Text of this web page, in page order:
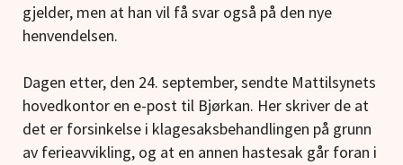
gjelder, men at han vil få svar også på den nye
henvendelsen.
Dagen etter, den 24. september, sendte Mattilsynets
hovedkontor en e-post til Bjørkan. Her skriver de at
det er forsinkelse i klagesaksbehandlingen på grunn
av ferieavvikling, og at en annen hastesak går foran i